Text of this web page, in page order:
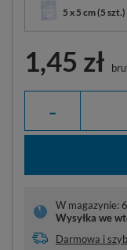
5 x 5 cm (5 szt.)
1,45 zł
-
W magazynie:
Wysyłka we
Darmowa i